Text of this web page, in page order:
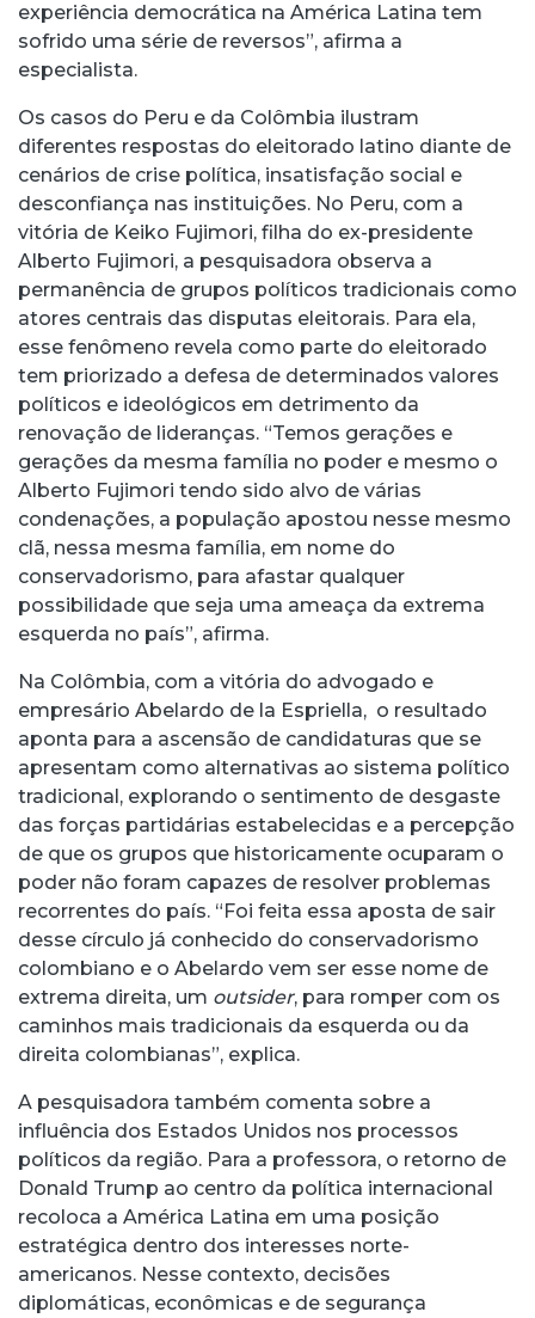
experiência democrática na América Latina tem
sofrido uma série de reversos”, afirma a
especialista.
Os casos do Peru e da Colômbia ilustram
diferentes respostas do eleitorado latino diante de
cenários de crise política, insatisfação social e
desconfiança nas instituições. No Peru, com a
vitória de Keiko Fujimori, filha do ex-presidente
Alberto Fujimori, a pesquisadora observa a
permanência de grupos políticos tradicionais como
atores centrais das disputas eleitorais. Para ela,
esse fenômeno revela como parte do eleitorado
tem priorizado a defesa de determinados valores
políticos e ideológicos em detrimento da
renovação de lideranças. “Temos gerações e
gerações da mesma família no poder e mesmo o
Alberto Fujimori tendo sido alvo de várias
condenações, a população apostou nesse mesmo
clã, nessa mesma família, em nome do
conservadorismo, para afastar qualquer
possibilidade que seja uma ameaça da extrema
esquerda no país”, afirma.
Na Colômbia, com a vitória do advogado e
empresário Abelardo de la Espriella, o resultado
aponta para a ascensão de candidaturas que se
apresentam como alternativas ao sistema político
tradicional, explorando o sentimento de desgaste
das forças partidárias estabelecidas e a percepção
de que os grupos que historicamente ocuparam o
poder não foram capazes de resolver problemas
recorrentes do país. “Foi feita essa aposta de sair
desse círculo já conhecido do conservadorismo
colombiano e o Abelardo vem ser esse nome de
extrema direita, um outsider, para romper com os
caminhos mais tradicionais da esquerda ou da
direita colombianas”, explica.
A pesquisadora também comenta sobre a
influência dos Estados Unidos nos processos
políticos da região. Para a professora, o retorno de
Donald Trump ao centro da política internacional
recoloca a América Latina em uma posição
estratégica dentro dos interesses norte-
americanos. Nesse contexto, decisões
diplomáticas, econômicas e de segurança